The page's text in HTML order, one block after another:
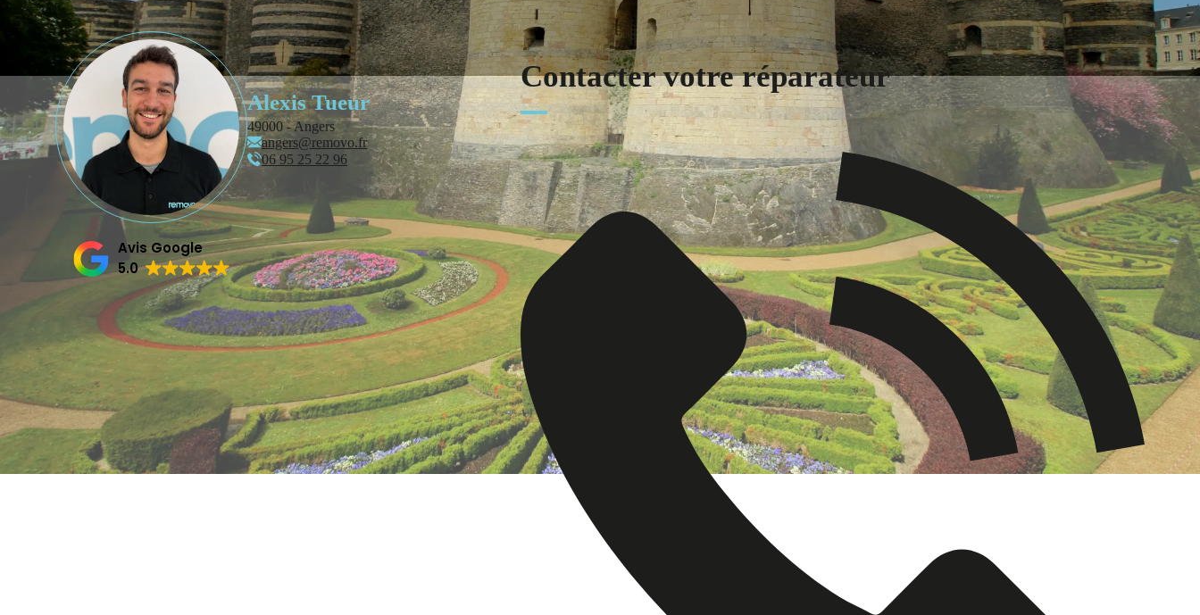
Alexis Tueur
49000 - Angers
angers@removo.fr
06 95 25 22 96
Avis Google
5.0
Contacter votre réparateur